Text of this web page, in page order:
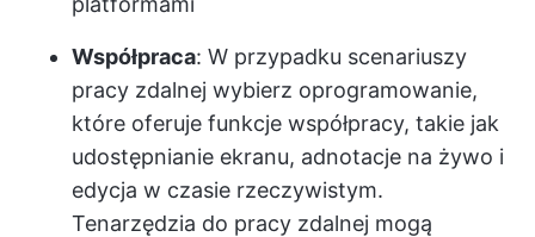
Współpraca: W przypadku scenariuszy
pracy zdalnej wybierz oprogramowanie,
które oferuje funkcje współpracy, takie jak
udostępnianie ekranu, adnotacje na żywo i
edycja w czasie rzeczywistym.
Tenarzędzia do pracy zdalnej mogą